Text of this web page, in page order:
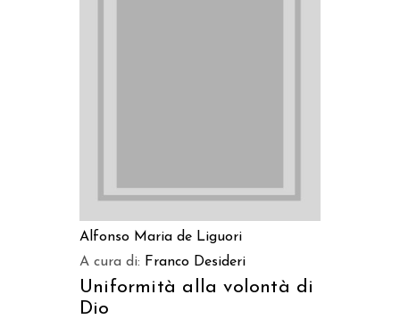
Alfonso Maria de Liguori
A cura di: Franco Desideri
Uniformità alla volontà di
Dio